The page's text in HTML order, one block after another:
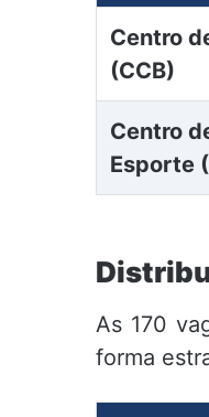
Centro
(CCB)
Centro
Esporte
As 170
forma